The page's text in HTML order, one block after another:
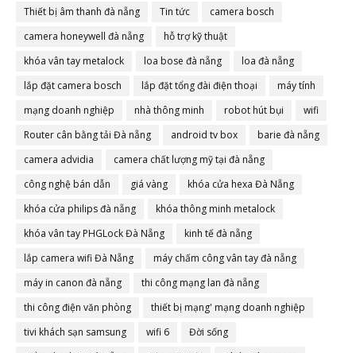
Thiết bị âm thanh đà nẵng
Tin tức
camera bosch
camera honeywell đà nẵng
hỗ trợ kỹ thuật
khóa vân tay metalock
loa bose đà nẵng
loa đà nẵng
lắp đặt camera bosch
lắp đặt tổng đài điện thoại
máy tính
mạng doanh nghiệp
nhà thông minh robot hút bụi
wifi
Router cân bằng tải Đà nẵng
android tv box
barie đà nẵng
camera advidia
camera chất lượng mỹ tại đà nẵng
công nghệ bán dẫn
giá vàng
khóa cửa hexa Đà Nẵng
khóa cửa philips đà nẵng
khóa thông minh metalock
khóa vân tay PHGLock Đà Nẵng
kinh tế đà nẵng
lắp camera wifi Đà Nẵng
máy chấm công vân tay đà nẵng
máy in canon đà nẵng
thi công mạng lan đà nẵng
thi công điện văn phòng
thiết bị mạng' mạng doanh nghiệp
tivi khách sạn samsung
wifi 6
Đời sống